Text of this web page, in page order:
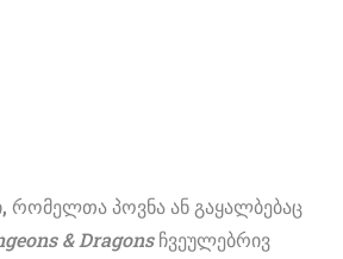
რომელთა პოვნა ან გაყალბებაც
& Dragons ჩვეულებრივ